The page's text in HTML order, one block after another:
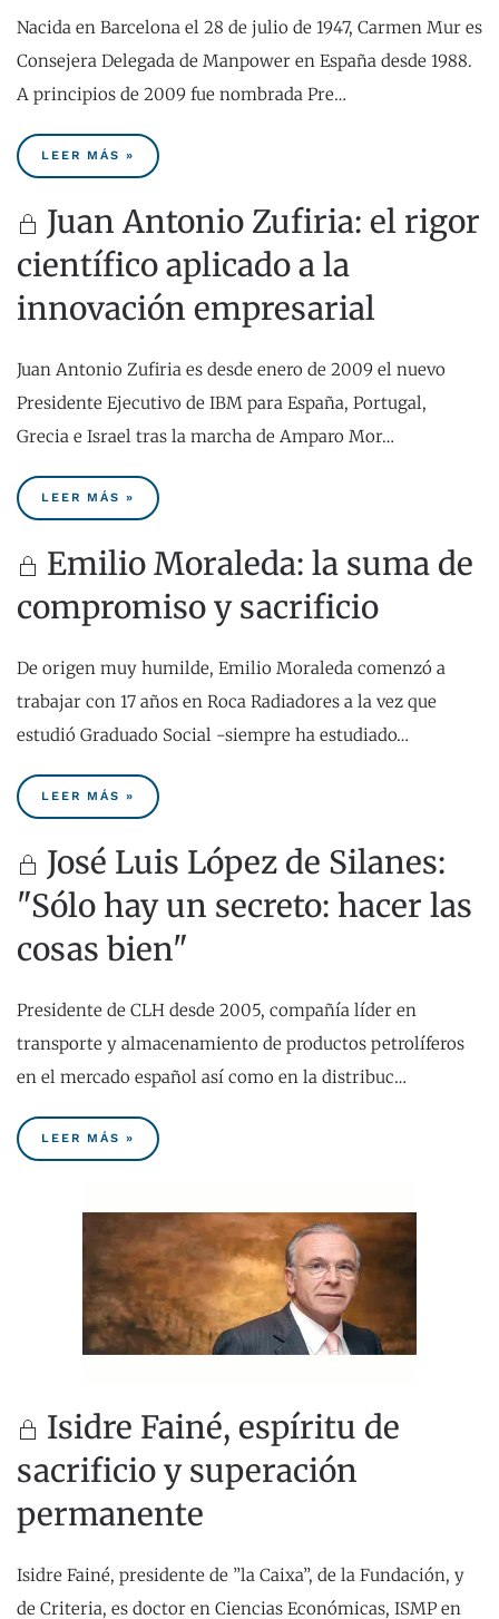
Nacida en Barcelona el 28 de julio de 1947, Carmen Mur es
Consejera Delegada de Manpower en España desde 1988.
A principios de 2009 fue nombrada Pre…
LEER MÁS »
Juan Antonio Zufiria: el rigor
científico aplicado a la
innovación empresarial
Juan Antonio Zufiria es desde enero de 2009 el nuevo
Presidente Ejecutivo de IBM para España, Portugal,
Grecia e Israel tras la marcha de Amparo Mor…
LEER MÁS »
Emilio Moraleda: la suma de
compromiso y sacrificio
De origen muy humilde, Emilio Moraleda comenzó a
trabajar con 17 años en Roca Radiadores a la vez que
estudió Graduado Social -siempre ha estudiado…
LEER MÁS »
José Luis López de Silanes:
"Sólo hay un secreto: hacer las
cosas bien"
Presidente de CLH desde 2005, compañía líder en
transporte y almacenamiento de productos petrolíferos
en el mercado español así como en la distribuc…
LEER MÁS »
Isidre Fainé, espíritu de
sacrificio y superación
permanente
Isidre Fainé, presidente de ”la Caixa”, de la Fundación, y
de Criteria, es doctor en Ciencias Económicas, ISMP en